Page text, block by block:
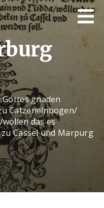
gnaden
Catzenelnbogen/
das es
Cassel und Marpurg